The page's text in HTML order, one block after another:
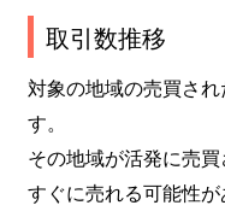
取引数推移
対象の地域の売買さ
す。
その地域が活発に売
すぐに売れる可能性